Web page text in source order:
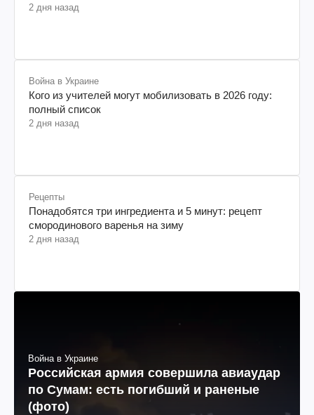
2 дня назад
Война в Украине
Кого из учителей могут мобилизовать в 2026 году:
полный список
2 дня назад
Рецепты
Понадобятся три ингредиента и 5 минут: рецепт
смородинового варенья на зиму
2 дня назад
Война в Украине
Российская армия совершила авиаудар
по Сумам: есть погибший и раненые
(фото)